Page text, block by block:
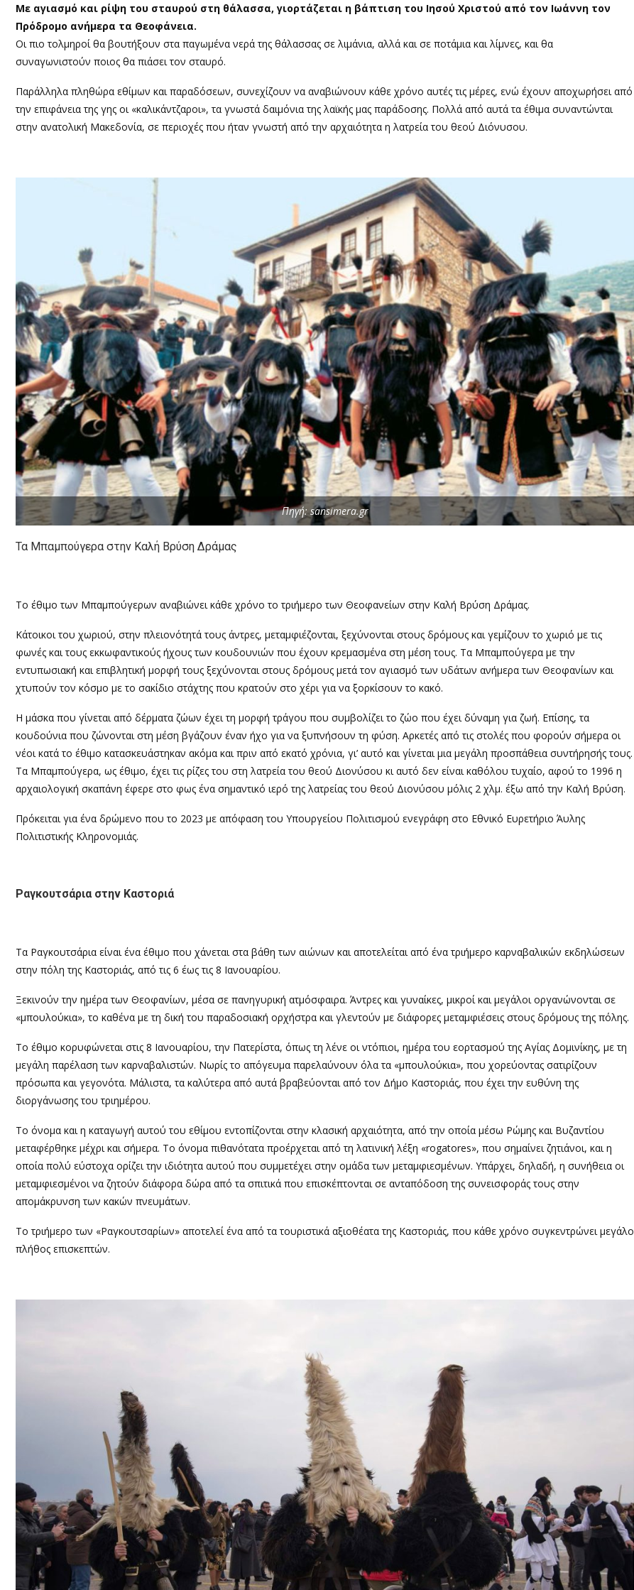
Με αγιασμό και ρίψη του σταυρού στη θάλασσα, γιορτάζεται η βάπτιση του Ιησού Χριστού από τον Ιωάννη τον
Πρόδρομο ανήμερα τα Θεοφάνεια.
Οι πιο τολμηροί θα βουτήξουν στα παγωμένα νερά της θάλασσας σε λιμάνια, αλλά και σε ποτάμια και λίμνες, και θα
συναγωνιστούν ποιος θα πιάσει τον σταυρό.
Παράλληλα πληθώρα εθίμων και παραδόσεων, συνεχίζουν να αναβιώνουν κάθε χρόνο αυτές τις μέρες, ενώ έχουν αποχωρήσει από
την επιφάνεια της γης οι «καλικάντζαροι», τα γνωστά δαιμόνια της λαϊκής μας παράδοσης. Πολλά από αυτά τα έθιμα συναντώνται
στην ανατολική Μακεδονία, σε περιοχές που ήταν γνωστή από την αρχαιότητα η λατρεία του θεού Διόνυσου.
Πηγή: sansimera.gr
Τα Μπαμπούγερα στην Καλή Βρύση Δράμας
Το έθιμο των Μπαμπούγερων αναβιώνει κάθε χρόνο το τριήμερο των Θεοφανείων στην Καλή Βρύση Δράμας.
Κάτοικοι του χωριού, στην πλειονότητά τους άντρες, μεταμφιέζονται, ξεχύνονται στους δρόμους και γεμίζουν το χωριό με τις
φωνές και τους εκκωφαντικούς ήχους των κουδουνιών που έχουν κρεμασμένα στη μέση τους. Τα Μπαμπούγερα με την
εντυπωσιακή και επιβλητική μορφή τους ξεχύνονται στους δρόμους μετά τον αγιασμό των υδάτων ανήμερα των Θεοφανίων και
χτυπούν τον κόσμο με το σακίδιο στάχτης που κρατούν στο χέρι για να ξορκίσουν το κακό.
Η μάσκα που γίνεται από δέρματα ζώων έχει τη μορφή τράγου που συμβολίζει το ζώο που έχει δύναμη για ζωή. Επίσης, τα
κουδούνια που ζώνονται στη μέση βγάζουν έναν ήχο για να ξυπνήσουν τη φύση. Aρκετές από τις στολές που φορούν σήμερα οι
νέοι κατά το έθιμο κατασκευάστηκαν ακόμα και πριν από εκατό χρόνια, γι’ αυτό και γίνεται μια μεγάλη προσπάθεια συντήρησής τους.
Τα Μπαμπούγερα, ως έθιμο, έχει τις ρίζες του στη λατρεία του θεού Διονύσου κι αυτό δεν είναι καθόλου τυχαίο, αφού το 1996 η
αρχαιολογική σκαπάνη έφερε στο φως ένα σημαντικό ιερό της λατρείας του θεού Διονύσου μόλις 2 χλμ. έξω από την Καλή Βρύση.
Πρόκειται για ένα δρώμενο που το 2023 με απόφαση του Υπουργείου Πολιτισμού ενεγράφη στο Εθνικό Ευρετήριο Άυλης
Πολιτιστικής Κληρονομιάς.
Ραγκουτσάρια στην Καστοριά
Τα Ραγκουτσάρια είναι ένα έθιμο που χάνεται στα βάθη των αιώνων και αποτελείται από ένα τριήμερο καρναβαλικών εκδηλώσεων
στην πόλη της Καστοριάς, από τις 6 έως τις 8 Ιανουαρίου.
Ξεκινούν την ημέρα των Θεοφανίων, μέσα σε πανηγυρική ατμόσφαιρα. Άντρες και γυναίκες, μικροί και μεγάλοι οργανώνονται σε
«μπουλούκια», το καθένα με τη δική του παραδοσιακή ορχήστρα και γλεντούν με διάφορες μεταμφιέσεις στους δρόμους της πόλης.
Το έθιμο κορυφώνεται στις 8 Ιανουαρίου, την Πατερίστα, όπως τη λένε οι ντόπιοι, ημέρα του εορτασμού της Αγίας Δομινίκης, με τη
μεγάλη παρέλαση των καρναβαλιστών. Νωρίς το απόγευμα παρελαύνουν όλα τα «μπουλούκια», που χορεύοντας σατιρίζουν
πρόσωπα και γεγονότα. Μάλιστα, τα καλύτερα από αυτά βραβεύονται από τον Δήμο Καστοριάς, που έχει την ευθύνη της
διοργάνωσης του τριημέρου.
Το όνομα και η καταγωγή αυτού του εθίμου εντοπίζονται στην κλασική αρχαιότητα, από την οποία μέσω Ρώμης και Βυζαντίου
μεταφέρθηκε μέχρι και σήμερα. Το όνομα πιθανότατα προέρχεται από τη λατινική λέξη «rogatores», που σημαίνει ζητιάνοι, και η
οποία πολύ εύστοχα ορίζει την ιδιότητα αυτού που συμμετέχει στην ομάδα των μεταμφιεσμένων. Υπάρχει, δηλαδή, η συνήθεια οι
μεταμφιεσμένοι να ζητούν διάφορα δώρα από τα σπιτικά που επισκέπτονται σε ανταπόδοση της συνεισφοράς τους στην
απομάκρυνση των κακών πνευμάτων.
Το τριήμερο των «Ραγκουτσαρίων» αποτελεί ένα από τα τουριστικά αξιοθέατα της Καστοριάς, που κάθε χρόνο συγκεντρώνει μεγάλο
πλήθος επισκεπτών.